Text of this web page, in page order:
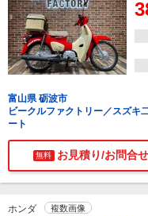
富山県 砺波市
ビークルファクトリー／スズキ
ート
無料 お見積り/お問合せ
ホンダ 複数画像